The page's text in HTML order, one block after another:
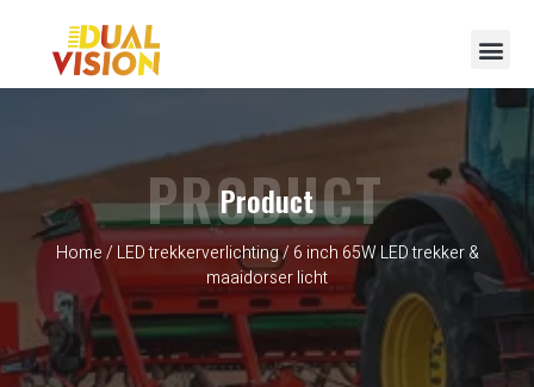
Product
Home/ LED trekkerverlichting/ 6 inch 65W LED trekker &
maaidorser licht
PRODUCT